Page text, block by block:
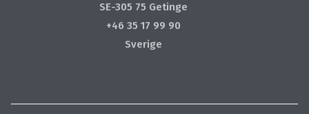
SE-305 75 Getinge
+46 35 17 99 90
Sverige